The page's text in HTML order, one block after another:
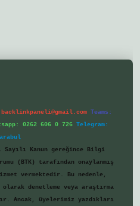
backlinkpaneli@gmail.com Teams:
0262 606 0 726 Telegram:
Sayılı Kanun gereğince Bilgi
(BTK) tarafından onaylanmış
vermektedir. Bu nedenle,
denetleme veya araştırma
Ancak, üyelerimiz yazdıkları